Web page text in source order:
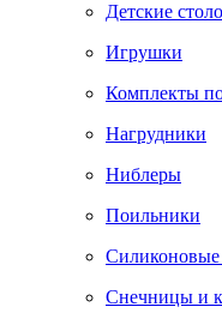
Детские
Игрушки
Комплекты
Нагрудники
Ниблеры
Поильники
Силиконовые
Снечницы и